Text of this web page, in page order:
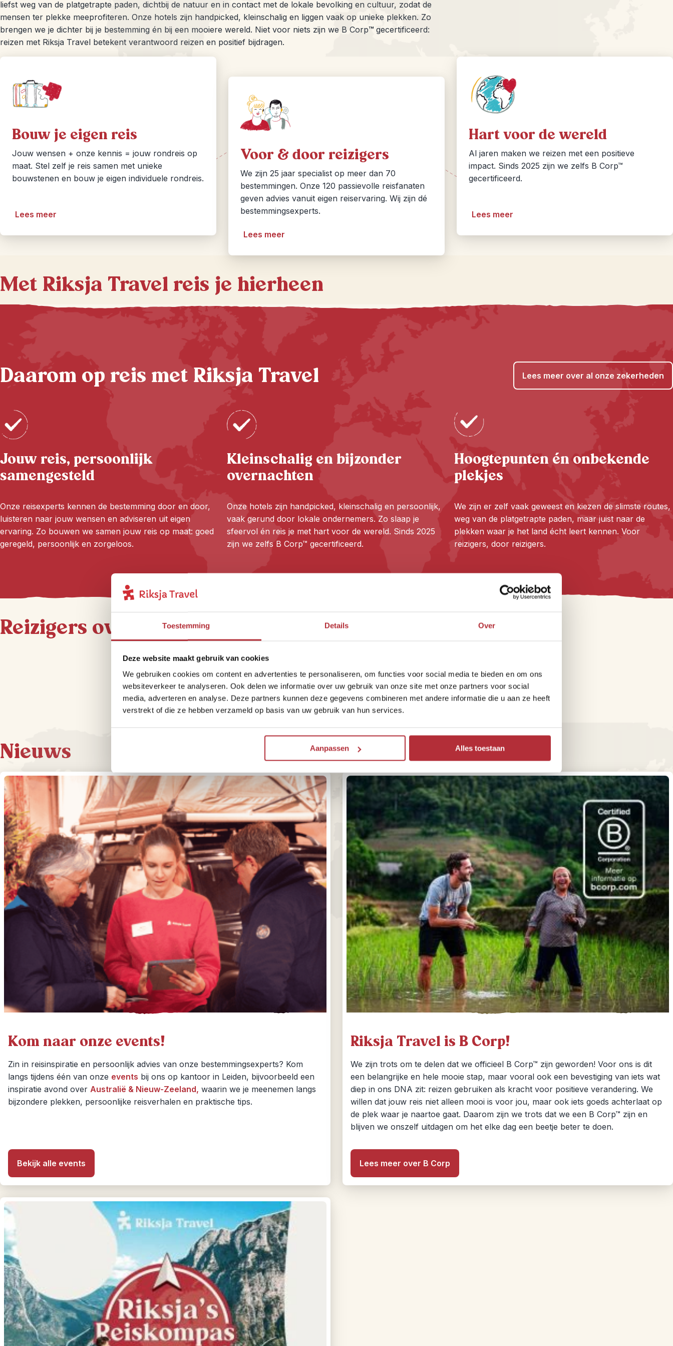
Toestemming Details Over
Deze website maakt gebruik van cookies
We gebruiken cookies om content en advertenties te personaliseren, om functies voor social media te bieden en om ons
websiteverkeer te analyseren. Ook delen we informatie over uw gebruik van onze site met onze partners voor social
media, adverteren en analyse. Deze partners kunnen deze gegevens combineren met andere informatie die u aan ze heeft
verstrekt of die ze hebben verzameld op basis van uw gebruik van hun services.
Aanpassen Alles toestaan
liefst weg van de platgetrapte paden, dichtbij de natuur en in contact met de lokale bevolking en cultuur, zodat de
mensen ter plekke meeprofiteren. Onze hotels zijn handpicked, kleinschalig en liggen vaak op unieke plekken. Zo
brengen we je dichter bij je bestemming én bij een mooiere wereld. Niet voor niets zijn we B Corp™ gecertificeerd:
reizen met Riksja Travel betekent verantwoord reizen en positief bijdragen.
Bouw je eigen reis
Jouw wensen + onze kennis = jouw rondreis op
maat. Stel zelf je reis samen met unieke
bouwstenen en bouw je eigen individuele rondreis.
Lees meer
Voor & door reizigers
We zijn 25 jaar specialist op meer dan 70
bestemmingen. Onze 120 passievolle reisfanaten
geven advies vanuit eigen reiservaring. Wij zijn dé
bestemmingsexperts.
Lees meer
Hart voor de wereld
Al jaren maken we reizen met een positieve
impact. Sinds 2025 zijn we zelfs B Corp™
gecertificeerd.
Lees meer
Met Riksja Travel reis je hierheen
Daarom op reis met Riksja Travel Lees meer over al onze zekerheden
Jouw reis, persoonlijk
samengesteld
Onze reisexperts kennen de bestemming door en door,
luisteren naar jouw wensen en adviseren uit eigen
ervaring. Zo bouwen we samen jouw reis op maat: goed
geregeld, persoonlijk en zorgeloos.
Kleinschalig en bijzonder
overnachten
Onze hotels zijn handpicked, kleinschalig en persoonlijk,
vaak gerund door lokale ondernemers. Zo slaap je
sfeervol én reis je met hart voor de wereld. Sinds 2025
zijn we zelfs B Corp™ gecertificeerd.
Hoogtepunten én onbekende
plekjes
We zijn er zelf vaak geweest en kiezen de slimste routes,
weg van de platgetrapte paden, maar juist naar de
plekken waar je het land écht leert kennen. Voor
reizigers, door reizigers.
Reizigers over ons
Trustpilot
Nieuws
Kom naar onze events!
Zin in reisinspiratie en persoonlijk advies van onze bestemmingsexperts? Kom
langs tijdens één van onze events bij ons op kantoor in Leiden, bijvoorbeeld een
inspiratie avond over Australië & Nieuw-Zeeland, waarin we je meenemen langs
bijzondere plekken, persoonlijke reisverhalen en praktische tips.
Bekijk alle events
Riksja Travel is B Corp!
We zijn trots om te delen dat we officieel B Corp™ zijn geworden! Voor ons is dit
een belangrijke en hele mooie stap, maar vooral ook een bevestiging van iets wat
diep in ons DNA zit: reizen gebruiken als kracht voor positieve verandering. We
willen dat jouw reis niet alleen mooi is voor jou, maar ook iets goeds achterlaat op
de plek waar je naartoe gaat. Daarom zijn we trots dat we een B Corp™ zijn en
blijven we onszelf uitdagen om het elke dag een beetje beter te doen.
Lees meer over B Corp